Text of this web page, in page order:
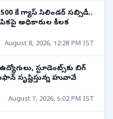
500 కే గ్యాస్ సిలిండర్ సబ్సిడీ..
అధికారుల కీలక
August 8, 2026, 12:28 PM IST
స్టూడెంట్స్‌కు బిగ్
సృష్టిస్తున్న హువావే
August 7, 2026, 5:02 PM IST